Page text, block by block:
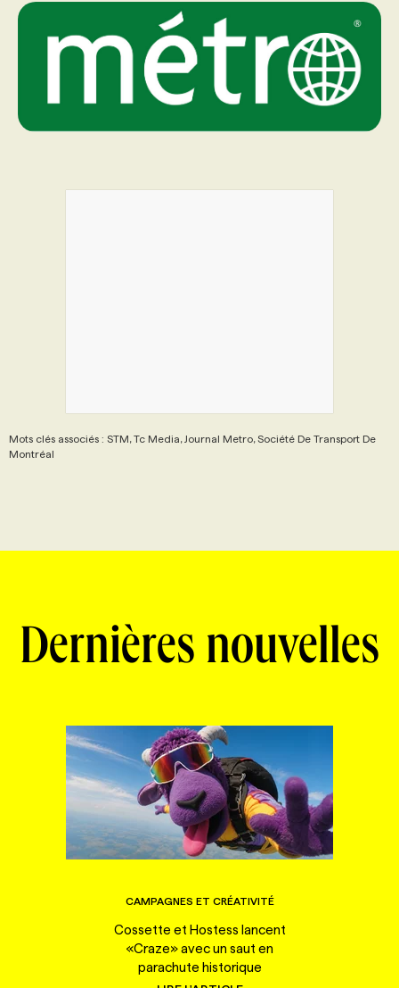
Mots clés associés : STM, Tc Media, Journal Metro, Société De Transport De
Montréal
Dernières nouvelles
CAMPAGNES ET CRÉATIVITÉ
Cossette et Hostess lancent
«Craze» avec un saut en
parachute historique